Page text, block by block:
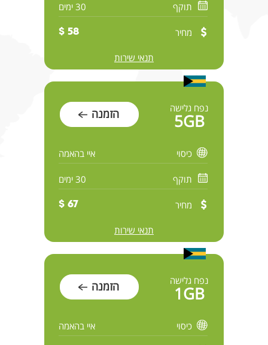
תוקף 30 ימים
מחיר 58 $
תנאי שירות
נפח גלישה
5GB הזמנה
כיסוי איי בהאמה
תוקף 30 ימים
מחיר 67 $
תנאי שירות
נפח גלישה
1GB הזמנה
כיסוי איי בהאמה